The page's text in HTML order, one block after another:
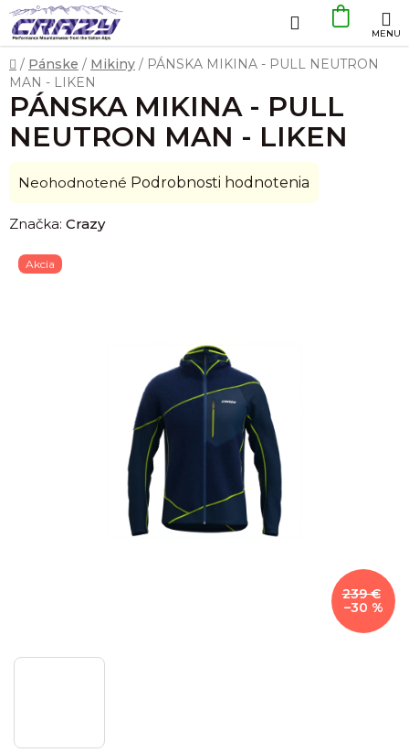
Prejsť
na
obsah
Hľadať
KOŠÍK
Domov
/ Pánske / Mikiny / PÁNSKA MIKINA - PULL NEUTRON
MAN - LIKEN
PÁNSKA MIKINA - PULL
NEUTRON MAN - LIKEN
Priemerné
produktu
0,0
Neohodnotené Podrobnosti hodnotenia
Značka: Crazy
Akcia
239 €
–30 %